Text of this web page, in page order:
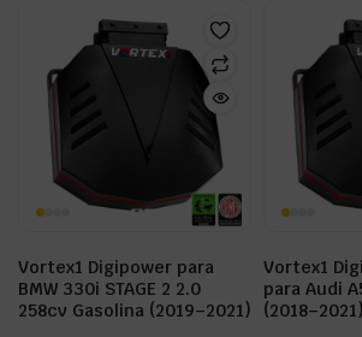
Vortex1 Digipower para
BMW 330i STAGE 2 2.0
258cv Gasolina (2019–2021)
Vortex1
para Audi
(2018–2021)